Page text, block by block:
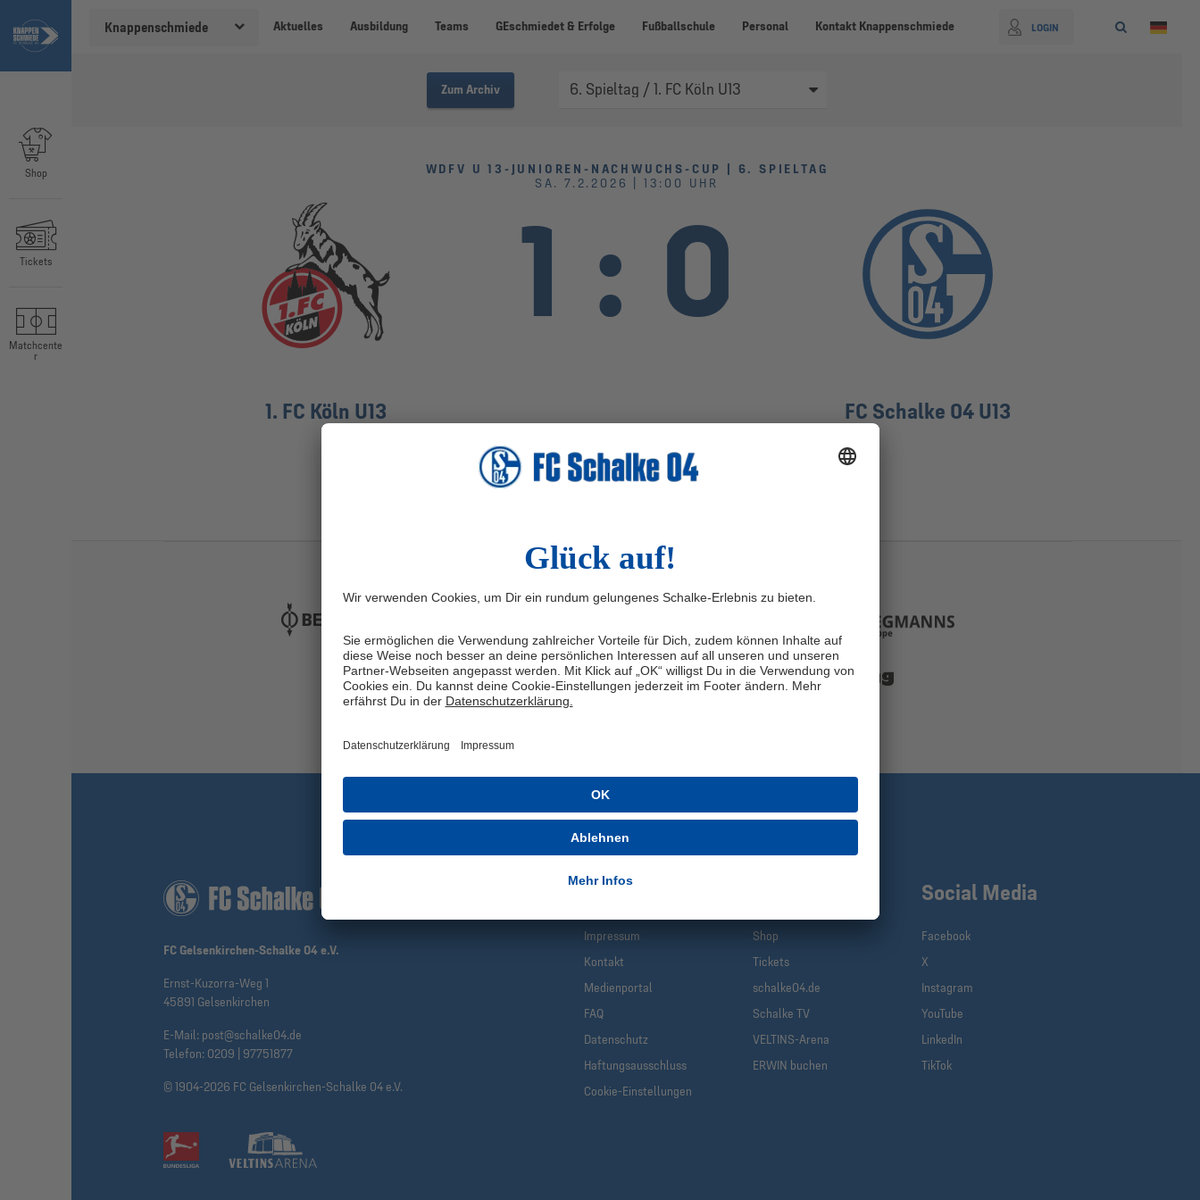
Knappenschmiede Aktuelles Ausbildung Teams GEschmiedet & Erfolge Fußballschule Personal Kontakt Knappenschmiede LOGIN
Shop
Tickets
Matchcente
r
Zum Archiv
WDFV U 13-JUNIOREN-NACHWUCHS-CUP | 6. SPIELTAG
SA. 7.2.2026 | 13:00 UHR
1. FC Köln U13
1 : 0
FC Schalke 04 U13
Geißbockheim Kunstrasenplatz groß
FC Gelsenkirchen-Schalke 04 e.V.
Ernst-Kuzorra-Weg 1
45891 Gelsenkirchen
E-Mail: post@schalke04.de
Telefon: 0209 | 97751877
© 1904-2026 FC Gelsenkirchen-Schalke 04 e.V.
Infos
Impressum
Kontakt
Medienportal
FAQ
Datenschutz
Haftungsausschluss
Cookie-Einstellungen
Shop
Tickets
schalke04.de
Schalke TV
VELTINS-Arena
ERWIN buchen
Social Media
Facebook
X
Instagram
YouTube
LinkedIn
TikTok